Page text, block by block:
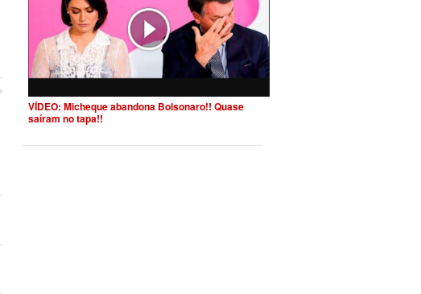
VÍDEO: Micheque abandona Bolsonaro!! Quase
saíram no tapa!!